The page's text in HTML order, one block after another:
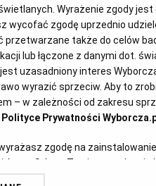
Wyrażenie zgody
wycofać zgodę uprzednio
przetwarzane także do celów
lub łączone z danymi dot.
uzasadniony interes Wyborcza
wyrazić sprzeciw. Aby to
– w zależności od zakresu
Polityce Prywatności
zgodę na
i Agora S.A. na Twoim
ponownie wywołując